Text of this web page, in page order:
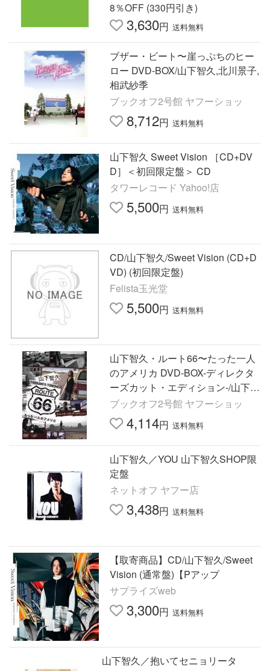
8％OFF (330円引き)
3,630円 送料無料
ブザー・ビート〜崖っぷちのヒー
ロー DVD-BOX/山下智久,北川景子,
相武紗季
ブックオフ2号館 ヤフーショッ
8,712円 送料無料
山下智久 Sweet Vision ［CD+DV
D］＜初回限定盤＞ CD
タワーレコード Yahoo!店
5,500円 送料無料
CD/山下智久/Sweet Vision (CD+D
VD) (初回限定盤)
Felista玉光堂
5,500円 送料無料
山下智久・ルート66〜たった一人
のアメリカ DVD-BOX-ディレクタ
ーズカット・エディション-/山下智
久,
ブックオフ2号館 ヤフーショッ
4,114円 送料無料
山下智久／YOU 山下智久SHOP限
定盤
ネットオフ ヤフー店
3,438円 送料無料
【取寄商品】CD/山下智久/Sweet
Vision (通常盤)【Pアップ
サプライズweb
3,300円 送料無料
山下智久／抱いてセニョリータ